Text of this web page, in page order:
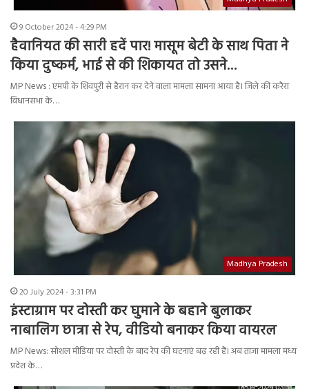
9 October 2024 - 4:29 PM
हैवानियत की सारी हदें पार! मासूम बेटी के साथ पिता ने
किया दुष्कर्म, भाई से की शिकायत तो उसने…
MP News : एमपी के शिवपुरी से हैरान कर देने वाला मामला सामना आया है। जिले की करैरा
विधानसभा के…
Madhya Pradesh
20 July 2024 - 3:31 PM
इंस्टाग्राम पर दोस्ती कर घुमाने के बहाने बुलाकर
नाबालिग छात्रा से रेप, वीडियो बनाकर किया वायरल
MP News: सोशल मीडिया पर दोस्ती के बाद रेप की घटनाएं बढ़ रही हैं। अब ताजा मामला मध्य
प्रदेश के…